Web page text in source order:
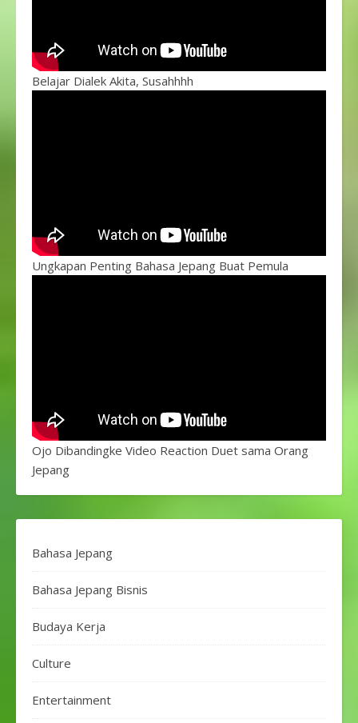
Belajar Dialek Akita, Susahhhh
Ungkapan Penting Bahasa Jepang Buat Pemula
Ojo Dibandingke Video Reaction Duet sama Orang
Jepang
Bahasa Jepang
Bahasa Jepang Bisnis
Budaya Kerja
Culture
Entertainment